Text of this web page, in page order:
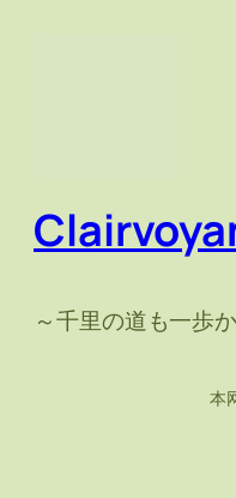
～千里の道も一歩
本